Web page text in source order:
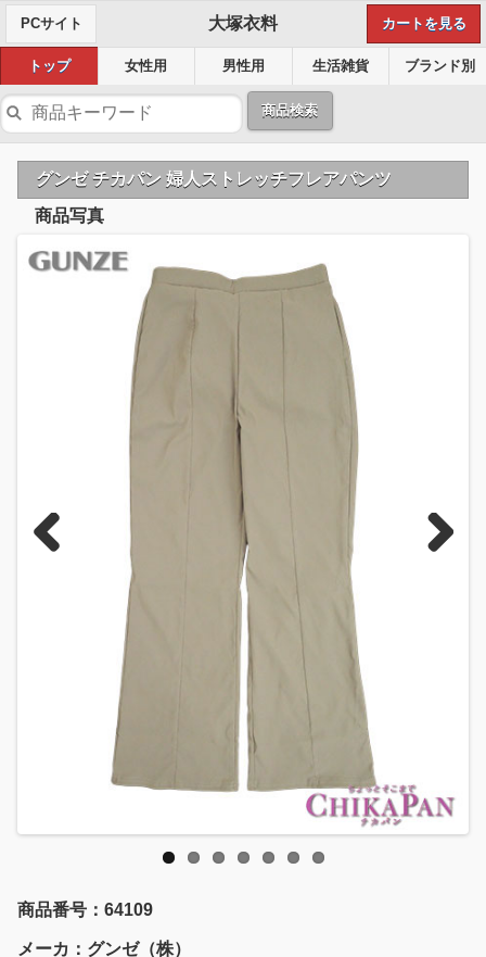
PCサイト 大塚衣料 カートを見る
トップ 女性用 男性用 生活雑貨 ブランド別
商品検索
グンゼ チカパン 婦人ストレッチフレアパンツ
商品写真
商品番号：64109
メーカ：グンゼ（株）